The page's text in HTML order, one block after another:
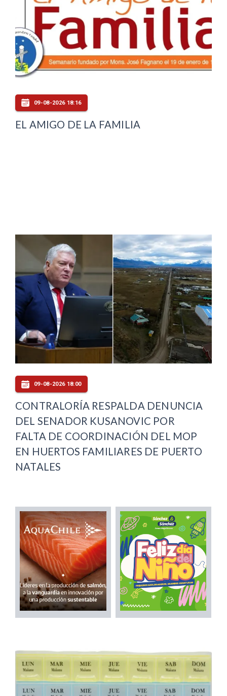
09-08-2026 18:16
EL AMIGO DE LA FAMILIA
09-08-2026 18:00
CONTRALORÍA RESPALDA DENUNCIA
DEL SENADOR KUSANOVIC POR
FALTA DE COORDINACIÓN DEL MOP
EN HUERTOS FAMILIARES DE PUERTO
NATALES